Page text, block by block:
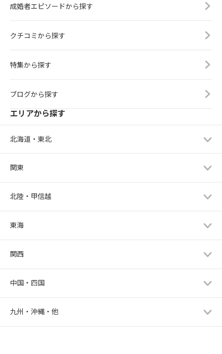
成婚者エピソードから探す
クチコミから探す
特集から探す
ブログから探す
エリアから探す
北海道・東北
関東
北陸・甲信越
東海
関西
中国・四国
九州・沖縄・他